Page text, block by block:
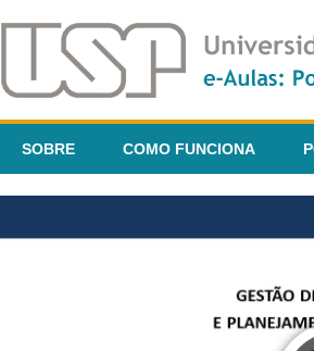
SOBRE COMO FUNCIONA